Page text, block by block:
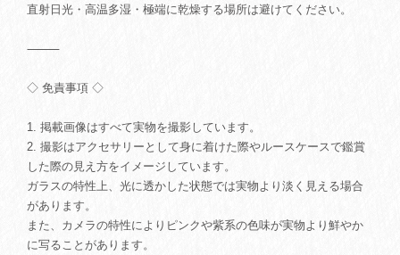
直射日光・高温多湿・極端に乾燥する場所は避けてください。
⸻
◇ 免責事項 ◇
1. 掲載画像はすべて実物を撮影しています。
2. 撮影はアクセサリーとして身に着けた際やルースケースで鑑賞
した際の見え方をイメージしています。
ガラスの特性上、光に透かした状態では実物より淡く見える場合
があります。
また、カメラの特性によりピンクや紫系の色味が実物より鮮やか
に写ることがあります。